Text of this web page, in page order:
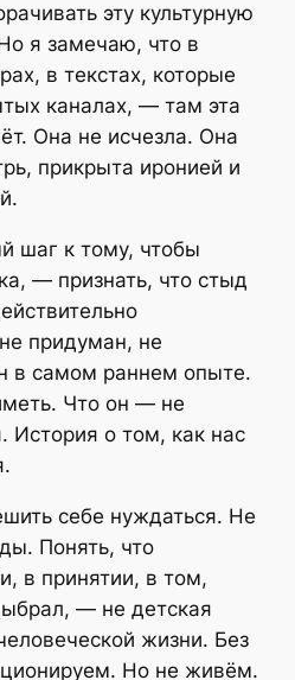
эту культурную
я замечаю, что в
в текстах, которые
каналах, — там эта
Она не исчезла. Она
прикрыта иронией и
шаг к тому, чтобы
— признать, что стыд
придуман, не
в самом раннем опыте.
Что он — не
История о том, как нас
себе нуждаться. Не
Понять, что
в принятии, в том,
— не детская
жизни. Без
Но не живём.